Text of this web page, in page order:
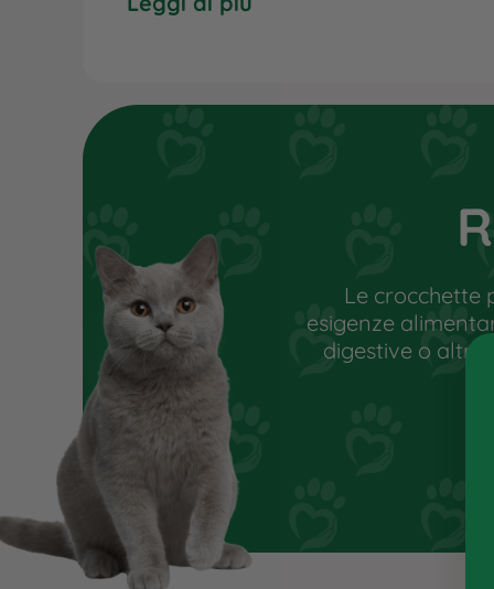
Le informazioni riportate
L’utente, attraverso esami e
di eventuali carenze vitaminiche e
individuare l’alimento più idoneo.
Le crocchette
esigenze
digestive o altre